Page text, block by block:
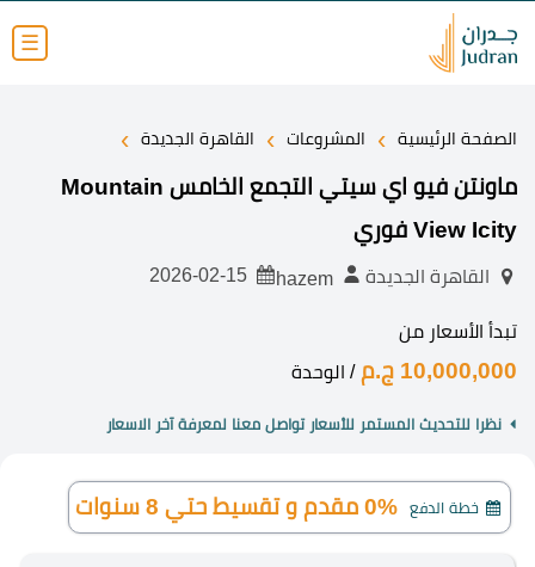
☰
الصفحة الرئيسية › المشروعات › القاهرة الجديدة ›
ماونتن فيو اي سيتي التجمع الخامس Mountain
View Icity فوري
القاهرة الجديدة hazem
تبدأ الأسعار من
10,000,000 ج.م / الوحدة
نظرا للتحديث المستمر للأسعار تواصل معنا لمعرفة آخر الاسعار
خطة الدفع 0% مقدم و تقسيط حتي 8 سنوات